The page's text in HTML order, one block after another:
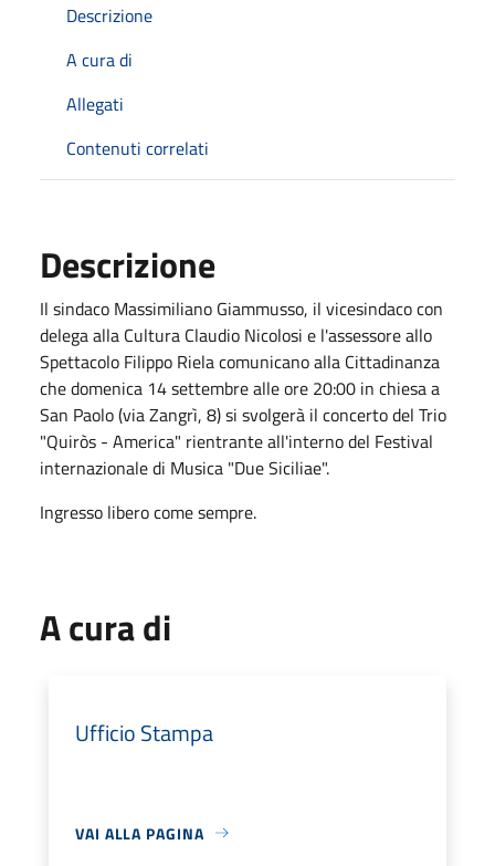
Descrizione
A cura di
Allegati
Contenuti correlati
Descrizione
Il sindaco Massimiliano Giammusso, il vicesindaco con
delega alla Cultura Claudio Nicolosi e l'assessore allo
Spettacolo Filippo Riela comunicano alla Cittadinanza
che domenica 14 settembre alle ore 20:00 in chiesa a
San Paolo (via Zangrì, 8) si svolgerà il concerto del Trio
"Quiròs - America" rientrante all'interno del Festival
internazionale di Musica "Due Siciliae".
Ingresso libero come sempre.
A cura di
Ufficio Stampa
VAI ALLA PAGINA